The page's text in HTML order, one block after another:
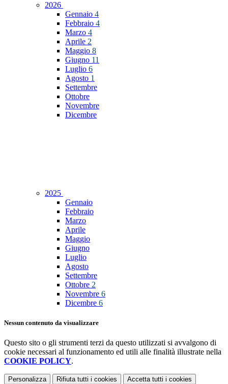
2026
Gennaio 4
Febbraio 4
Marzo 4
Aprile 2
Maggio 8
Giugno 11
Luglio 6
Agosto 1
Settembre
Ottobre
Novembre
Dicembre
2025
Gennaio
Febbraio
Marzo
Aprile
Maggio
Giugno
Luglio
Agosto
Settembre
Ottobre 2
Novembre 6
Dicembre 6
Nessun contenuto da visualizzare
Questo sito o gli strumenti terzi da questo utilizzati si avvalgono di
cookie necessari al funzionamento ed utili alle finalità illustrate nella
COOKIE POLICY.
Personalizza Rifiuta tutti i cookies Accetta tutti i cookies